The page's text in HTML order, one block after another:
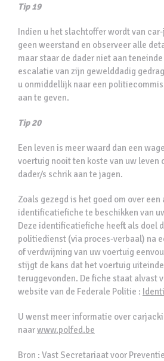
Tip 19
Indien u het slachtoffer wordt van
geen weerstand en observeer alle
maar staar de dader niet aan
escalatie van zijn gewelddadig
u onmiddellijk naar een
aan te geven.
Tip 20
Een leven is meer waard dan een
voertuig nooit ten koste van uw leven
dader/s schrik aan te jagen.
Zoals gezegd is het goed om over een
identificatiefiche te beschikken van
Deze identificatiefiche heeft als doel
politiedienst (via proces-verbaal) na
of verdwijning van uw voertuig
stijgt de kans dat het voertuig
teruggevonden. De fiche staat alvast
website van de Federale Politie :
U wenst meer informatie over
naarwww.polfed.be
Bron : Vast Secretariaat voor